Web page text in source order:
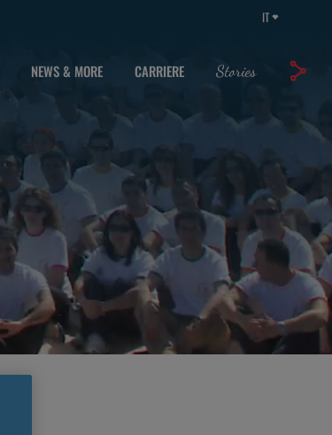
IT
NEWS & MORE CARRIERE Stories